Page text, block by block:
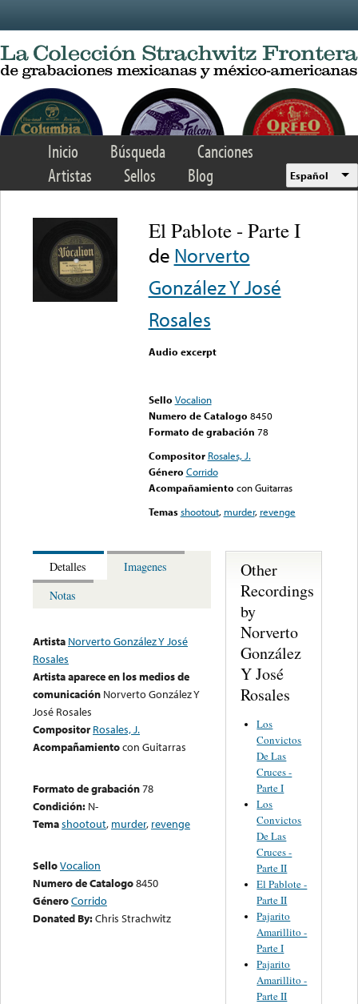
Inicio Búsqueda
Canciones
Artistas
Sellos Blog Español
El Pablote - Parte I
de Norverto
González Y José
Rosales
Audio excerpt
Sello Vocalion
Numero de Catalogo 8450
Formato de grabación 78
Compositor Rosales, J.
Género Corrido
Acompañamiento con Guitarras
Temas shootout, murder, revenge
Detalles
Imagenes
Notas
Artista Norverto González Y José
Rosales
Artista aparece en los medios de
comunicación Norverto González Y
José Rosales
Compositor Rosales, J.
Acompañamientocon Guitarras
Formato de grabación78
Condición: N-
Temashootout, murder, revenge
SelloVocalion
Numero de Catalogo8450
GéneroCorrido
Donated By:Chris Strachwitz
Other
Recordings
by
Norverto
González
Y José
Rosales
Los
Convictos
De Las
Cruces -
Parte I
Los
Convictos
De Las
Cruces -
Parte II
El Pablote -
Parte II
Pajarito
Amarillito -
Parte I
Pajarito
Amarillito -
Parte II